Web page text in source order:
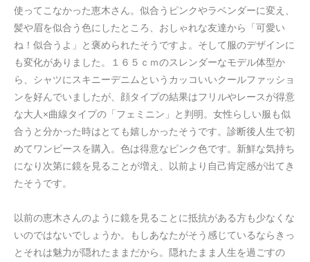
使ってこなかった恵木さん。似合うピンクやラベンダーに変え、
髪や眉を似合う色にしたところ、おしゃれな友達から「可愛い
ね！似合うよ」と褒められたそうですよ。そして服のデザインに
も変化がありました。１６５ｃｍのスレンダーなモデル体型か
ら、シャツにスキニーデニムというカッコいいクールファッショ
ンを好んでいましたが、顔タイプの結果はフリルやレースが得意
な大人×曲線タイプの「フェミニン」と判明。女性らしい服も似
合うと分かった時はとても嬉しかったそうです。診断後人生で初
めてワンピースを購入。色は得意なピンク色です。新鮮な気持ち
になり次第に鏡を見ることが増え、以前より自己肯定感が出てき
たそうです。
以前の恵木さんのように鏡を見ることに抵抗がある方も少なくな
いのではないでしょうか。もしあなたがそう感じているならきっ
とそれは魅力が隠れたままだから。隠れたまま人生を過ごすの